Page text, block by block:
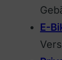
E-